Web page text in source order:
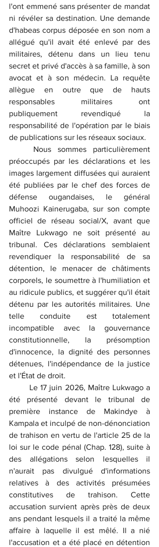
l'ont emmené sans présenter de mandat
ni révéler sa destination. Une demande
d'habeas corpus déposée en son nom a
allégué qu'il avait été enlevé par des
militaires, détenu dans un lieu tenu
secret et privé d'accès à sa famille, à son
avocat et à son médecin. La requête
allègue en outre que de hauts
responsables militaires ont
publiquement revendiqué la
responsabilité de l'opération par le biais
de publications sur les réseaux sociaux.
préoccupés par les déclarations et les
images largement diffusées qui auraient
été publiées par le chef des forces de
défense ougandaises, le général
Muhoozi Kainerugaba, sur son compte
officiel de réseau social/X, avant que
Maître Lukwago ne soit présenté au
tribunal. Ces déclarations semblaient
revendiquer la responsabilité de sa
détention, le menacer de châtiments
corporels, le soumettre à l'humiliation et
au ridicule publics, et suggérer qu'il était
détenu par les autorités militaires. Une
telle conduite est totalement
incompatible avec la gouvernance
constitutionnelle, la présomption
d'innocence, la dignité des personnes
détenues, l'indépendance de la justice
et l'État de droit.
été présenté devant le tribunal de
première instance de Makindye à
Kampala et inculpé de non-dénonciation
de trahison en vertu de l'article 25 de la
loi sur le code pénal (Chap. 128), suite à
des allégations selon lesquelles il
n'aurait pas divulgué d'informations
relatives à des activités présumées
constitutives de trahison. Cette
accusation survient après près de deux
ans pendant lesquels il a traité la même
affaire à laquelle il est mêlé. Il a nié
l'accusation et a été placé en détention